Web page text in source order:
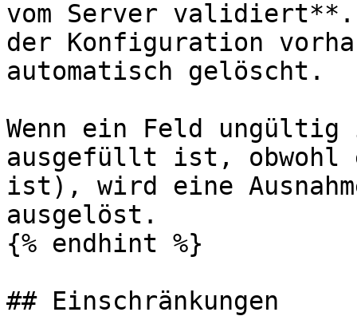
vom Server
der Konfiguration
automatisch gelöscht.
Wenn ein Feld
ausgefüllt ist,
ist), wird eine
ausgelöst.
{% endhint %}
## Einschränkungen